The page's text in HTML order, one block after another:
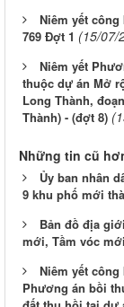
Niêm yết
769 Đợt 1 (15/07/
Niêm yết
thuộc dự án Mở
Long Thành,
Thành) - (đợt 8)
Những tin cũ
Ủy ban nhân
9 khu phố mới
Bản đồ địa
mới, Tầm vóc
Niêm yết
Phương án bồi